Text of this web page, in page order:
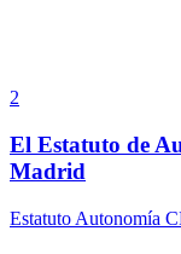
2
El Estatuto de
Madrid
Estatuto Autonomía